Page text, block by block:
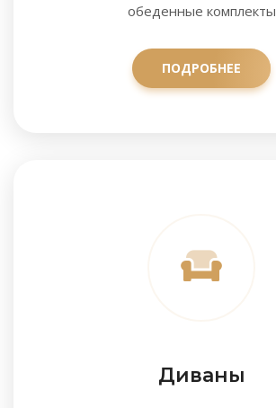
обеденные комплекты
ПОДРОБНЕЕ
Диваны